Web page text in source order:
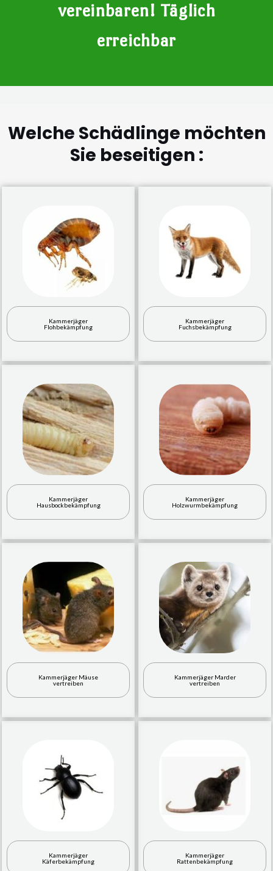
vereinbaren! Täglich
erreichbar
Welche Schädlinge möchten
Sie beseitigen :
Kammerjäger
Flohbekämpfung
Kammerjäger
Fuchsbekämpfung
Kammerjäger
Hausbockbekämpfung
Kammerjäger
Holzwurmbekämpfung
Kammerjäger Mäuse
vertreiben
Kammerjäger Marder
vertreiben
Kammerjäger
Käferbekämpfung
Kammerjäger
Rattenbekämpfung